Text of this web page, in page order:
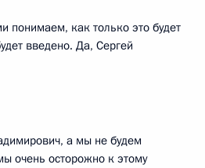
понимаем, как только это будет
введено. Да, Сергей
а мы не будем
очень осторожно к этому